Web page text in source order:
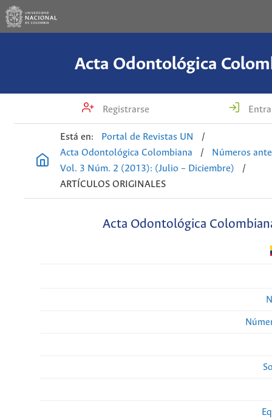
Acta Odontológica
Registrarse
Está en: Portal de Revistas UN
/
Acta Odontológica Colombiana
/
Números
Vol. 3 Núm. 2 (2013): (Julio – Diciembre)
/
ARTÍCULOS ORIGINALES
Acta Odontológica